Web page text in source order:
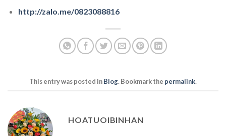
http://zalo.me/0823088816
This entry was posted inBlog. Bookmark the permalink.
HOATUOIBINHAN